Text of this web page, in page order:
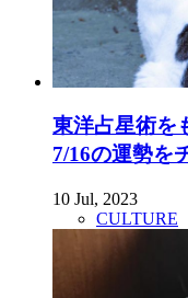
東洋占星術を
7/16の運勢を
10 Jul, 2023
CULTURE